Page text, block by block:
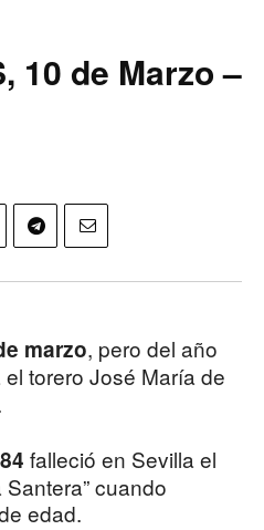
10 de Marzo –
marzo, pero del año
torero José María de
falleció en Sevilla el
cuando
edad.